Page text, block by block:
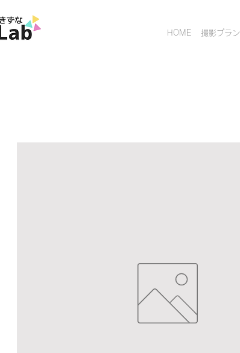
HOME 撮影プラン